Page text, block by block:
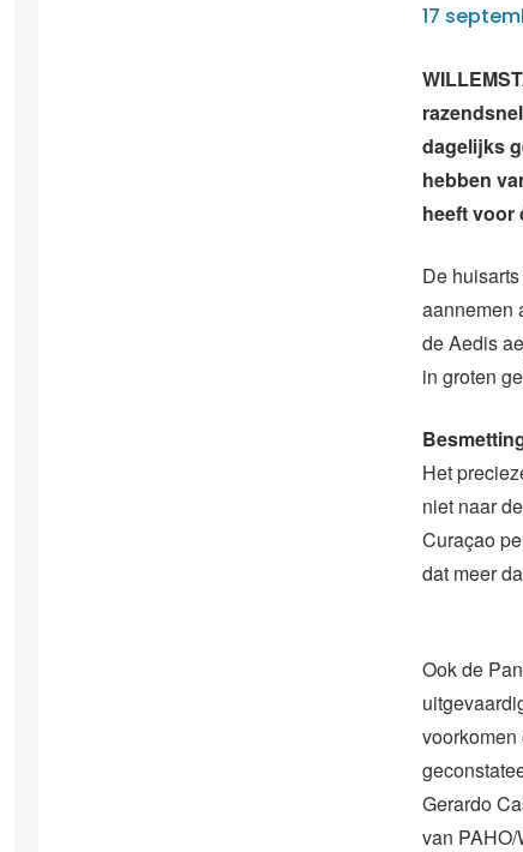
17
dagelijks
hebben
heeft voor
De
aannemen
de Aedis
in groten
Het
niet naar
Curaçao
dat meer
Ook de
Gerardo
van